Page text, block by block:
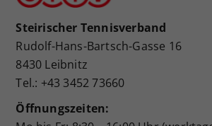
Steirischer Tennisverband
Rudolf-Hans-Bartsch-Gasse 16
8430 Leibnitz
Tel.: +43 3452 73660
Öffnungszeiten: